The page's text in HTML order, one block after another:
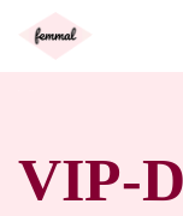
VIP-